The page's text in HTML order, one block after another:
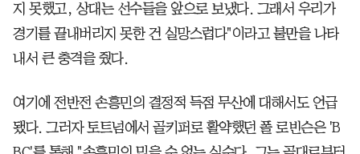
지 못했고, 상대는 선수들을 앞으로 보냈다. 그래서 우리가
경기를 끝내버리지 못한 건 실망스럽다"이라고 불만을 나타
내서 큰 충격을 줬다.
여기에 전반전 손흥민의 결정적 득점 무산에 대해서도 언급
됐다. 그러자 토트넘에서 골키퍼로 활약했던 폴 로빈슨은 'B